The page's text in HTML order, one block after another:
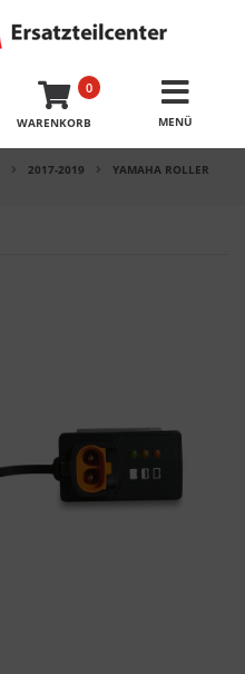
0
WARENKORB
2017-2019
YAMAHA ROLLER